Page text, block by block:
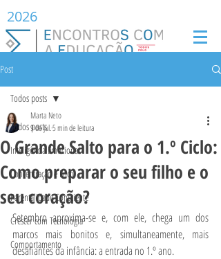
2026
Post
Todos posts
Inteligência Emocional
Concentração e Foco
Parentalidade Consciente
Crescer com Tecnologia
Comportamento
Todos posts
O Grande Salto para o 1.º Ciclo:
Como preparar o seu filho e o
seu coração?
Marta Neto
9 de jul.5 min de leitura
Setembro aproxima-se e, com ele, chega um dos
marcos mais bonitos e, simultaneamente, mais
desafiantes da infância: a entrada no 1.º ano.